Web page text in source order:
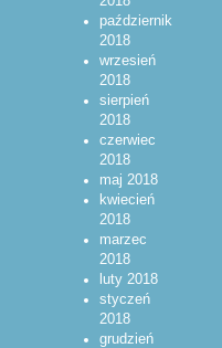
październik
2018
wrzesień
2018
sierpień
2018
czerwiec
2018
maj 2018
kwiecień
2018
marzec
2018
luty 2018
styczeń
2018
grudzień